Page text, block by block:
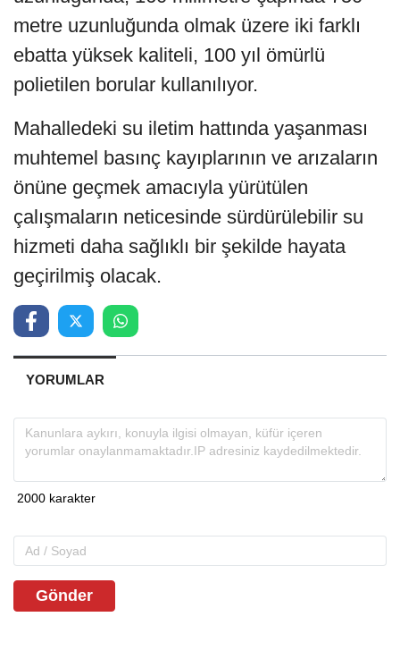
metre uzunluğunda olmak üzere iki farklı
ebatta yüksek kaliteli, 100 yıl ömürlü
polietilen borular kullanılıyor.
Mahalledeki su iletim hattında yaşanması
muhtemel basınç kayıplarının ve arızaların
önüne geçmek amacıyla yürütülen
çalışmaların neticesinde sürdürülebilir su
hizmeti daha sağlıklı bir şekilde hayata
geçirilmiş olacak.
YORUMLAR
Gönder